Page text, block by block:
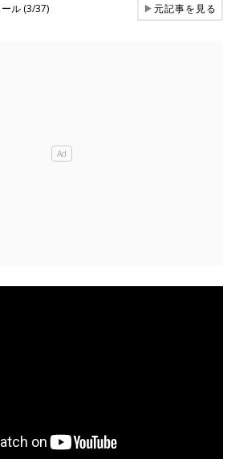
ル (3/37) ▶元記事を見る